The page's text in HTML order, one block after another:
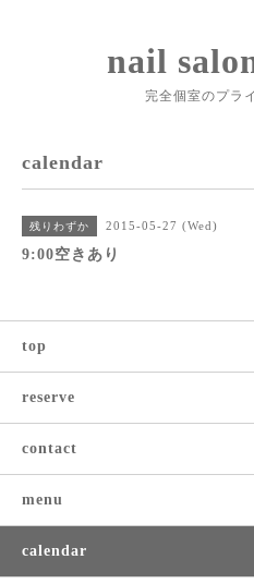
nail
完全個室のプラ
calendar
残りわずか 2015-05-27 (Wed)
9:00空きあり
top
reserve
contact
menu
calendar